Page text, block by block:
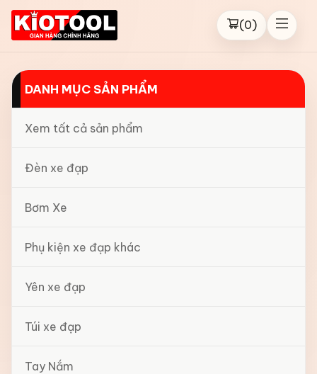
(0)
DANH MỤC SẢN PHẨM
Xem tất cả sản phẩm
Đèn xe đạp
Bơm Xe
Phụ kiện xe đạp khác
Yên xe đạp
Túi xe đạp
Tay Nắm